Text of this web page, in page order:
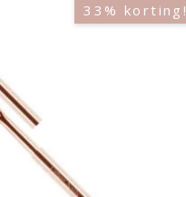
33% korting!